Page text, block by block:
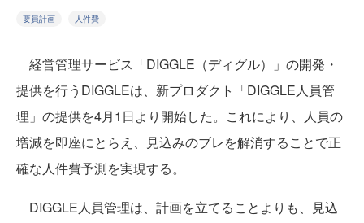
要員計画 人件費
経営管理サービス「DIGGLE（ディグル）」の開発・
提供を行うDIGGLEは、新プロダクト「DIGGLE人員管
理」の提供を4月1日より開始した。これにより、人員の
増減を即座にとらえ、見込みのブレを解消することで正
確な人件費予測を実現する。
DIGGLE人員管理は、計画を立てることよりも、見込